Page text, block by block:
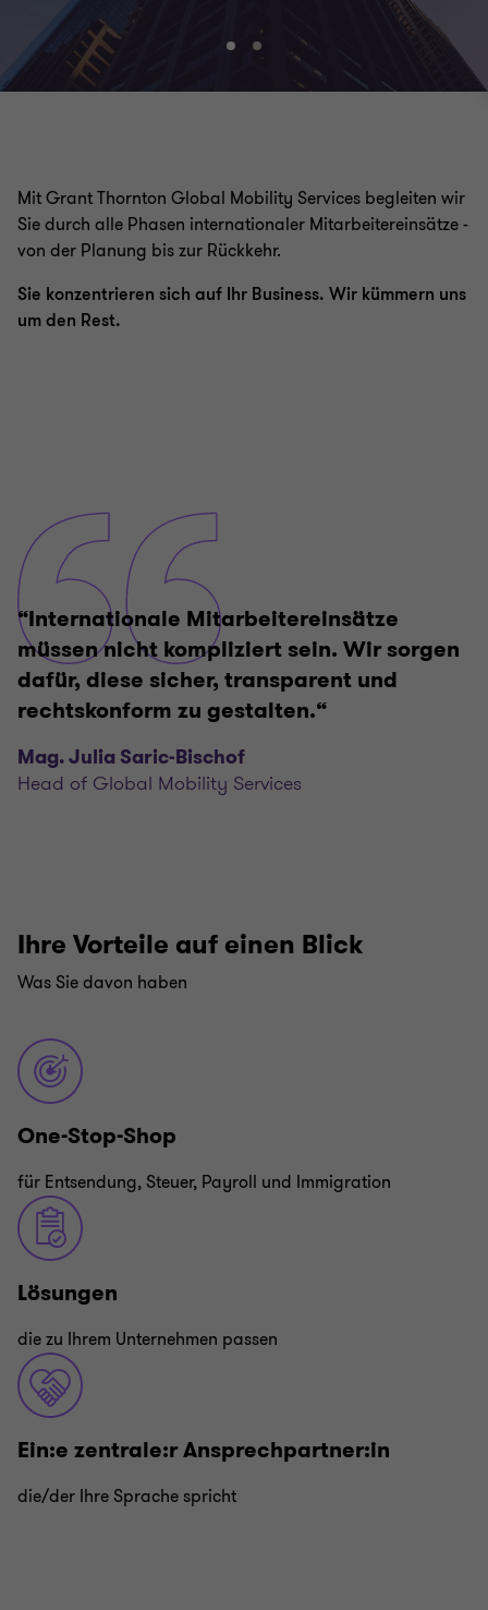
GeheGehe
Mit Grant Thornton Global Mobility Services begleiten wir
Sie durch alle Phasen internationaler Mitarbeitereinsätze -
von der Planung bis zur Rückkehr.
Sie konzentrieren sich auf Ihr Business. Wir kümmern uns
um den Rest.
“Internationale Mitarbeitereinsätze
müssen nicht kompliziert sein. Wir sorgen
dafür, diese sicher, transparent und
rechtskonform zu gestalten.“
Mag. Julia Saric-Bischof
Head of Global Mobility Services
Ihre Vorteile auf einen Blick
Was Sie davon haben
One-Stop-Shop
für Entsendung, Steuer, Payroll und Immigration
Lösungen
die zu Ihrem Unternehmen passen
Ein:e zentrale:r Ansprechpartner:in
die/der Ihre Sprache spricht